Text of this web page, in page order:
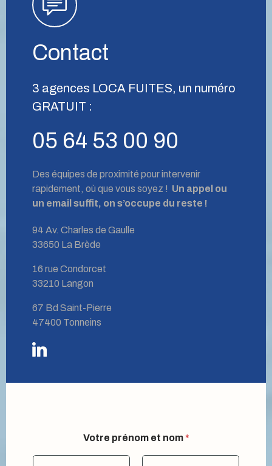
Contact
3 agences LOCA FUITES, un numéro
GRATUIT :
05 64 53 00 90
Des équipes de proximité pour intervenir
rapidement, où que vous soyez ! Un appel ou
un email suffit, on s’occupe du reste !
94 Av. Charles de Gaulle
33650 La Brède
16 rue Condorcet
33210 Langon
67 Bd Saint-Pierre
47400 Tonneins
Votre prénom et nom *